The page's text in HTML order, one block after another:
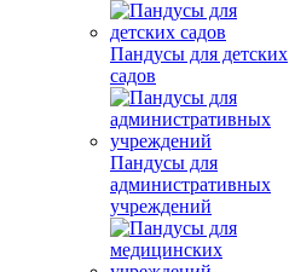
Пандусы для детских
садов
Пандусы для
административных
учреждений